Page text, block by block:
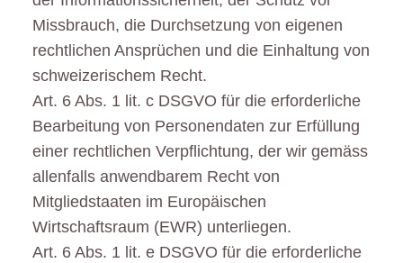
Missbrauch, die Durchsetzung von eigenen
rechtlichen Ansprüchen und die Einhaltung von
schweizerischem Recht.
Art. 6 Abs. 1 lit. c DSGVO für die erforderliche
Bearbeitung von Personendaten zur Erfüllung
einer rechtlichen Verpflichtung, der wir gemäss
allenfalls anwendbarem Recht von
Mitgliedstaaten im Europäischen
Wirtschaftsraum (EWR) unterliegen.
Art. 6 Abs. 1 lit. e DSGVO für die erforderliche